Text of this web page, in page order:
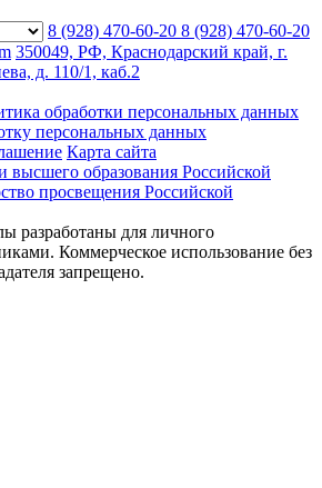
8 (928) 470-60-20 8 (928) 470-60-20
350049, РФ, Краснодарский край, г.
д. 110/1, каб.2
обработки персональных данных
персональных данных
Карта сайта
высшего образования Российской
просвещения Российской
разработаны для личного
Коммерческое использование без
запрещено.